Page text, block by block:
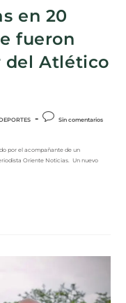
en 20
fueron
del Atlético
Sin comentarios
por el acompañante de un
Oriente Noticias. Un nuevo